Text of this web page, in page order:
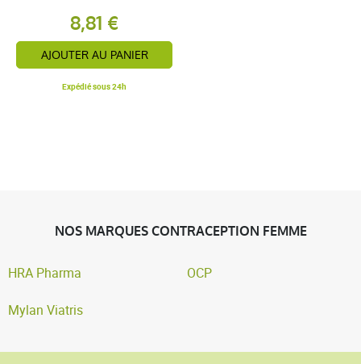
8,81 €
AJOUTER AU PANIER
Expédié sous 24h
NOS MARQUES CONTRACEPTION FEMME
HRA Pharma
Mylan Viatris
OCP